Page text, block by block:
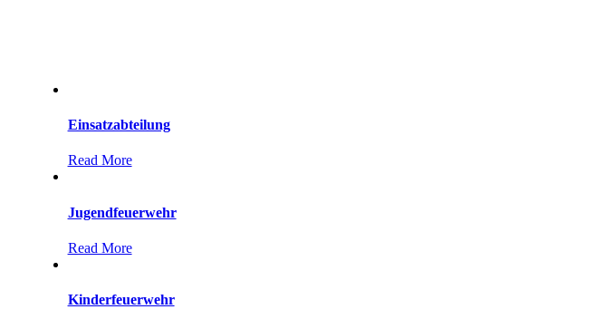
Einsatzabteilung
Read More
Jugendfeuerwehr
Read More
Kinderfeuerwehr